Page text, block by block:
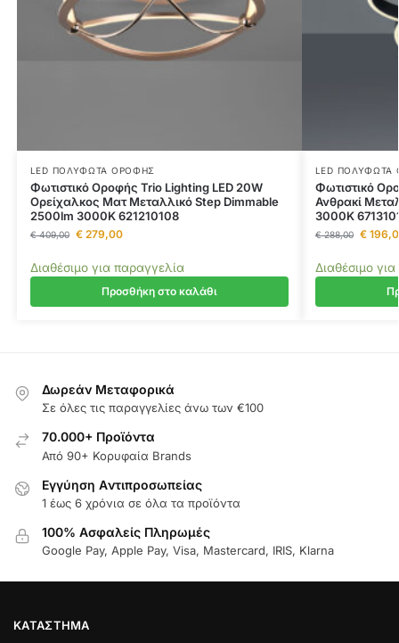
LED ΠΟΛΎΦΩΤΑ ΟΡΟΦΉΣ
Φωτιστικό Οροφής Trio Lighting LED 20W
Ορείχαλκος Ματ Μεταλλικό Step Dimmable
2500lm 3000K 621210108
€409,00 €279,00
Διαθέσιμο για παραγγελία
Προσθήκη στο καλάθι
LED ΠΟΛΎΦΩΤΑ
Φωτιστικό
Ανθρακί
3000K
€288,00 €
Διαθέσιμο
Δωρεάν Μεταφορικά
Σε όλες τις παραγγελίες άνω των €100
70.000+ Προϊόντα
Από 90+ Κορυφαία Brands
Εγγύηση Aντιπροσωπείας
1 έως 6 χρόνια σε όλα τα προϊόντα
100% Ασφαλείς Πληρωμές
Google Pay, Apple Pay, Visa, Mastercard, IRIS, Klarna
ΚΑΤΆΣΤΗΜΑ